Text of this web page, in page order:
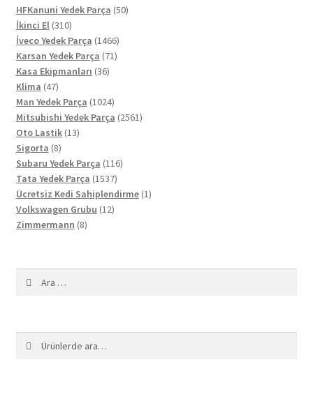
ürün
HFKanuni Yedek Parça 5050
İkinci El 310310
ürün
İveco Yedek Parça 14661466
ürün
Karsan Yedek Parça 7171
Kasa Ekipmanları 3636
Klima 4747
ürün
Man Yedek Parça 10241024
ürün
Mitsubishi Yedek Parça 25612561
Oto Lastik 1313
Sigorta 88
ürün
Subaru Yedek Parça 116116
Tata Yedek Parça 15371537
ürün
Ücretsiz Kedi Sahiplendirme 11
Volkswagen Grubu 1212
Zimmermann 88